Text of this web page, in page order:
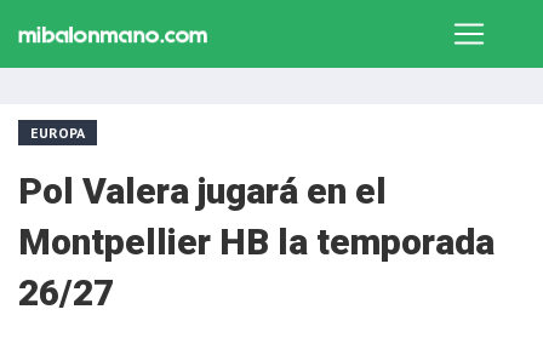
EUROPA
Pol Valera jugará en el
Montpellier HB la temporada
26/27